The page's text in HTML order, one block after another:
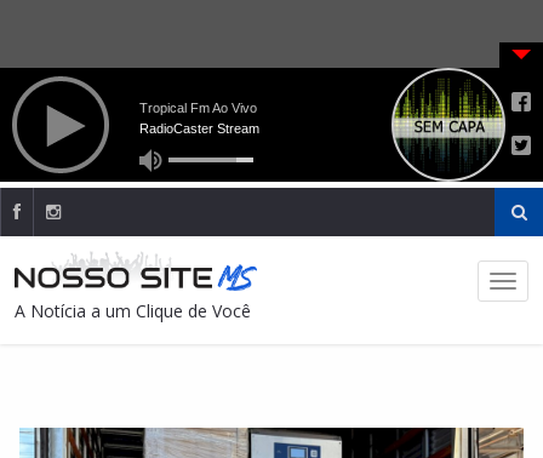
A Notícia a um Clique de Você